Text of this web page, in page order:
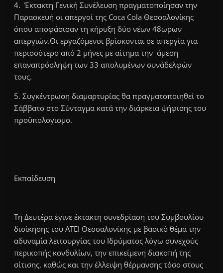
4. Έκτακτη Γενική Συνέλευση πραγματοποίησαν την
Παρασκευή οι απεργοί της Coca Cola Θεσσαλονίκης
όπου αποφάσισαν τη κήρυξη δύο νέων 48ωρων
απεργιών.Οι εργαζόμενοι βρίσκονται σε απεργία για
περισσότερο από 2 μήνες με αίτημα την άμεση
επαναπρόσληψη των 33 απολυμένων συνάδελφών
τους.
5. Συγκέντρωση διαμαρτυρίας θα πραγματοποιηθεί το
Σάββατο στο Σύνταγμα κατά την διάρκεια ψήφισης του
προϋπολογισμο.
Εκπαίδευση
Τη Δευτέρα έγινε έκτακτη συνεδρίαση του Συμβουλίου
διοίκησης του ΑΤΕΙ Θεσσαλονίκης με βασικό θέμα την
αδυναμία λειτουργίας του Ιδρύματος λόγω συνεχούς
περικοπής κονδυλίων, την επικείμενη διακοπή της
σίτισης, καθώς και την έλλειψη θέρμανσης τόσο στους